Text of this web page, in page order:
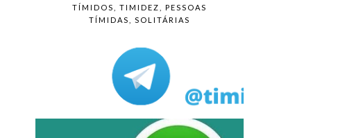
TÍMIDOS, TIMIDEZ, PESSOAS
TÍMIDAS, SOLITÁRIAS